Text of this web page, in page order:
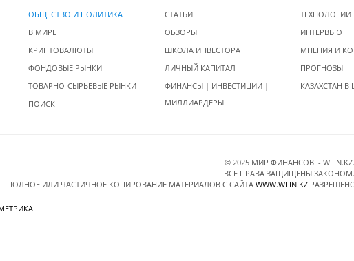
ОБЩЕСТВО И ПОЛИТИКА
В МИРЕ
КРИПТОВАЛЮТЫ
ФОНДОВЫЕ РЫНКИ
ТОВАРНО-СЫРЬЕВЫЕ РЫНКИ
ПОИСК
СТАТЬИ
ОБЗОРЫ
ШКОЛА ИНВЕСТОРА
ЛИЧНЫЙ КАПИТАЛ
ФИНАНСЫ | ИНВЕСТИЦИИ |
МИЛЛИАРДЕРЫ
ТЕХНОЛОГИИ
ИНТЕРВЬЮ
МНЕНИЯ И
ПРОГНОЗЫ
КАЗАХСТАН В
© 2025 МИР ФИНАНСОВ - WFIN.KZ.
ВСЕ ПРАВА ЗАЩИЩЕНЫ ЗАКОНОМ.
ПОЛНОЕ ИЛИ ЧАСТИЧНОЕ КОПИРОВАНИЕ МАТЕРИАЛОВ C САЙТА WWW.WFIN.KZ